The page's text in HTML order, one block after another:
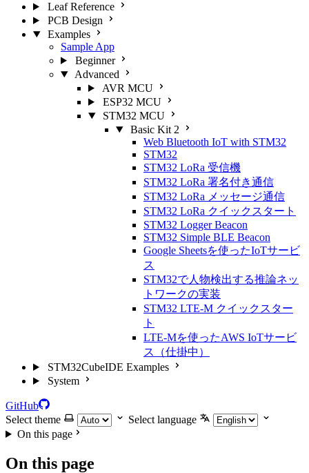
Leaf Reference
PCB Design
Examples
Sample App
Beginner
Advanced
AVR MCU
ESP32 MCU
STM32 MCU
Basic Kit 2
Web Bluetooth IoT with STM32
STM32
STM32 LoRa 受信機
STM32 LoRa 署名付き通信
STM32 LoRa メッセージ通信
STM32 LoRa クイックスタート
STM32 Logger Beacon
STM32 Simple BLE Beacon
Google Sheetsを使ったIoTサービ
ス
STM32で人物検出する推論ネッ
トワークの実装
STM32 LTE-M クイックスター
ト
LTE-Mを使ったAWS IoTサービ
ス（仕掛中）
STM32CubeIDE Examples
System
GitHub
Select theme
Select language
On this page
On this page